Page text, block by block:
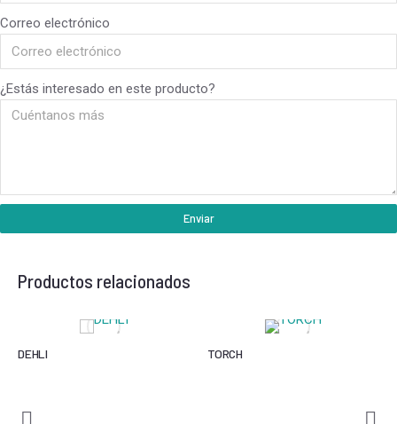
Correo electrónico
¿Estás interesado en este producto?
Enviar
Productos relacionados
DEHLI TORCH